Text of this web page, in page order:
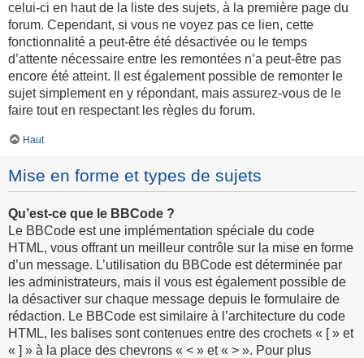
celui-ci en haut de la liste des sujets, à la première page du
forum. Cependant, si vous ne voyez pas ce lien, cette
fonctionnalité a peut-être été désactivée ou le temps
d’attente nécessaire entre les remontées n’a peut-être pas
encore été atteint. Il est également possible de remonter le
sujet simplement en y répondant, mais assurez-vous de le
faire tout en respectant les règles du forum.
Haut
Mise en forme et types de sujets
Qu’est-ce que le BBCode ?
Le BBCode est une implémentation spéciale du code
HTML, vous offrant un meilleur contrôle sur la mise en forme
d’un message. L’utilisation du BBCode est déterminée par
les administrateurs, mais il vous est également possible de
la désactiver sur chaque message depuis le formulaire de
rédaction. Le BBCode est similaire à l’architecture du code
HTML, les balises sont contenues entre des crochets « [ » et
« ] » à la place des chevrons « < » et « > ». Pour plus